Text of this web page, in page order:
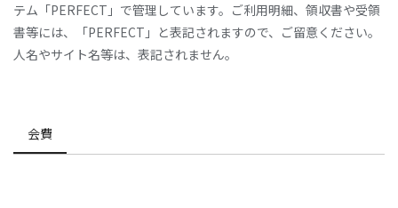
テム「PERFECT」で管理しています。ご利用明細、領収書や受領
書等には、「PERFECT」と表記されますので、ご留意ください。
人名やサイト名等は、表記されません。
会費